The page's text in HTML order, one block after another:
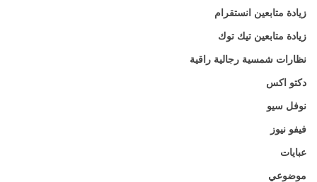
زيادة متابعين انستقرام
زيادة متابعين تيك توك
نظارات شمسية رجالية راقية
دكتو اكس
نوفل سيو
فيفو نيوز
عبايات
موضوعي